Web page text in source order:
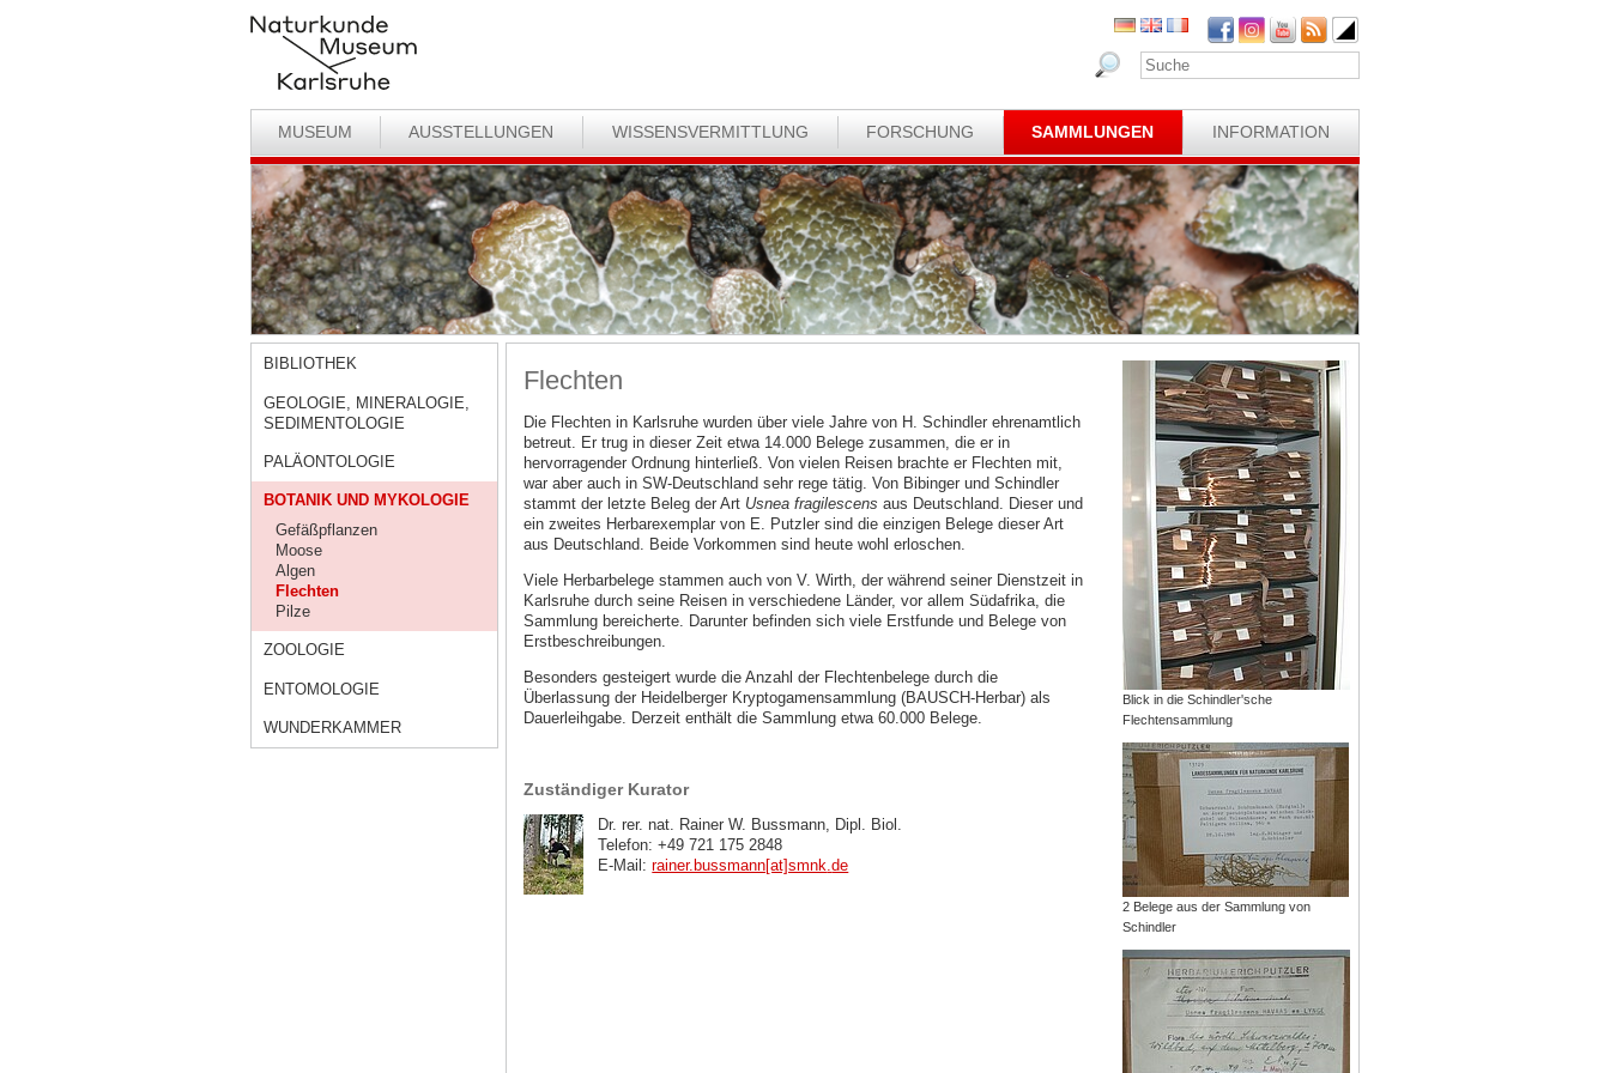
MUSEUM AUSSTELLUNGEN WISSENSVERMITTLUNG FORSCHUNG SAMMLUNGEN INFORMATION
BIBLIOTHEK
GEOLOGIE, MINERALOGIE,
SEDIMENTOLOGIE
PALÄONTOLOGIE
BOTANIK UND MYKOLOGIE
Gefäßpflanzen
Moose
Algen
Flechten
Pilze
ZOOLOGIE
ENTOMOLOGIE
WUNDERKAMMER
Flechten
Die Flechten in Karlsruhe wurden über viele Jahre von H. Schindler ehrenamtlich
betreut. Er trug in dieser Zeit etwa 14.000 Belege zusammen, die er in
hervorragender Ordnung hinterließ. Von vielen Reisen brachte er Flechten mit,
war aber auch in SW-Deutschland sehr rege tätig. Von Bibinger und Schindler
stammt der letzte Beleg der Art Usnea fragilescens aus Deutschland. Dieser und
ein zweites Herbarexemplar von E. Putzler sind die einzigen Belege dieser Art
aus Deutschland. Beide Vorkommen sind heute wohl erloschen.
Viele Herbarbelege stammen auch von V. Wirth, der während seiner Dienstzeit in
Karlsruhe durch seine Reisen in verschiedene Länder, vor allem Südafrika, die
Sammlung bereicherte. Darunter befinden sich viele Erstfunde und Belege von
Erstbeschreibungen.
Besonders gesteigert wurde die Anzahl der Flechtenbelege durch die
Überlassung der Heidelberger Kryptogamensammlung (BAUSCH-Herbar) als
Dauerleihgabe. Derzeit enthält die Sammlung etwa 60.000 Belege.
Zuständiger Kurator
Dr. rer. nat. Rainer W. Bussmann, Dipl. Biol.
Telefon: +49 721 175 2848
E-Mail:rainer.bussmann[at]smnk.de
Blick in die Schindler'sche
Flechtensammlung
2 Belege aus der Sammlung von
Schindler